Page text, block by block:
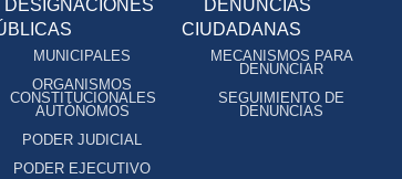
DESIGNACIONES
MUNICIPALES
ORGANISMOS
CONSTITUCIONALES
AUTÓNOMOS
PODER JUDICIAL
PODER EJECUTIVO
DENUNCIAS
CIUDADANAS
MECANISMOS PARA
DENUNCIAR
SEGUIMIENTO DE
DENUNCIAS